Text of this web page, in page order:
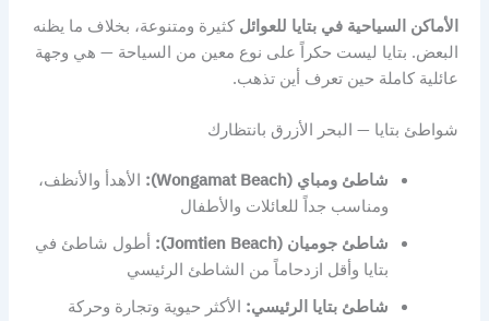
الأماكن السياحية في بتايا للعوائل كثيرة ومتنوعة، بخلاف ما يظنه
البعض. بتايا ليست حكراً على نوع معين من السياحة — هي وجهة
عائلية كاملة حين تعرف أين تذهب.
شواطئ بتايا — البحر الأزرق بانتظارك
شاطئ ومباي (Wongamat Beach):
الأهدأ والأنظف،
ومناسب جداً للعائلات والأطفال
شاطئ جوميان (Jomtien Beach):
أطول شاطئ في
بتايا وأقل ازدحاماً من الشاطئ الرئيسي
شاطئ بتايا الرئيسي: الأكثر حيوية وتجارة وحركة